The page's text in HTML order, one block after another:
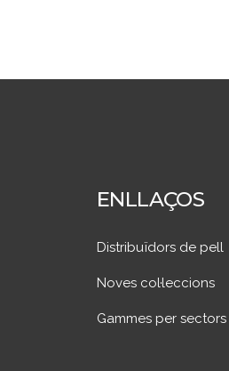
ENLLAÇOS
Distribuïdors de pell
Noves col·leccions
Gammes per sectors